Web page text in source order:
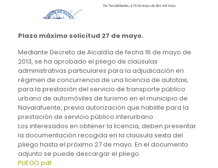
Plazo máximo solicitud 27 de mayo.
Mediante Decreto de Alcaldía de fecha 16 de mayo de
2013, se ha aprobado el pliego de claúsulas
administrativas particulares para la adjudicación en
régimen de concurrencia de una licencia de autotaxi,
para la prestación del servicio de transporte público
urbano de automóviles de turismo en el municipio de
Navalafuente, previa autorización que habilite para la
prestación de servicio público interurbano.
Los interesados en obtener la licencia, deben presentar
la documentación recogida en la claúsula sexta del
pliego hasta el próximo 27 de mayo. En el documento
adjunto se puede descargar el pliego.
PLIEGO.pdf